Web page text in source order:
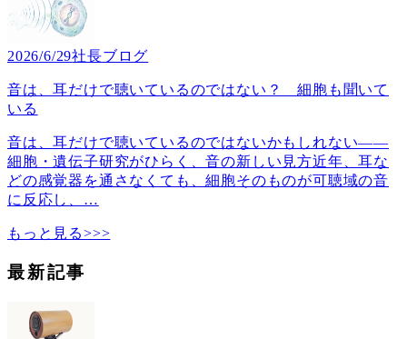
2026/6/29社長ブログ
音は、耳だけで聴いているのではない？ 細胞も聞いて
いる
音は、耳だけで聴いているのではないかもしれない――
細胞・遺伝子研究がひらく、音の新しい見方近年、耳な
どの感覚器を通さなくても、細胞そのものが可聴域の音
に反応し、 …
もっと見る>>>
最新記事